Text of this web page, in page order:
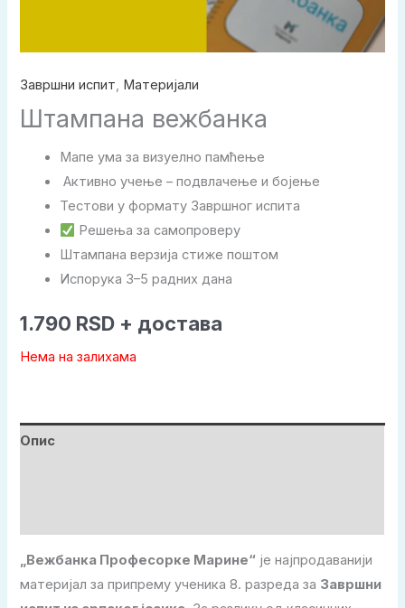
Завршни испит, Материјали
Штампана вежбанка
Мапе ума за визуелно памћење
️ Активно учење – подвлачење и бојење
Тестови у формату Завршног испита
Решења за самопроверу
Штампана верзија стиже поштом
Испорука 3–5 радних дана
1.790 RSD + достава
Нема на залихама
Опис
„Вежбанка Професорке Марине“ је најпродаванији
материјал за припрему ученика 8. разреда за Завршни